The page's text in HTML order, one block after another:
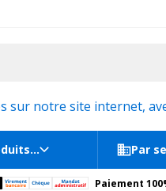
podium et estrade, etc. |
sur notre site internet,
Par
Paiement